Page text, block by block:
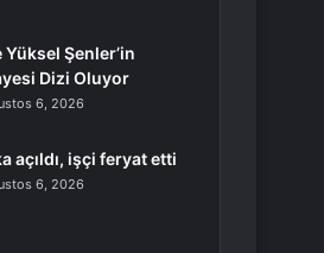
Yüksel Şenler’in
Dizi Oluyor
6, 2026
açıldı, işçi feryat etti
6, 2026